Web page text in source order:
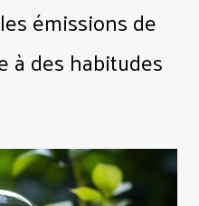
émissions de
à des habitudes